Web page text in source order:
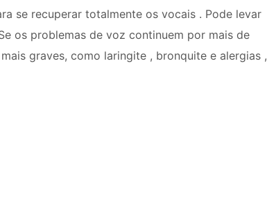
se recuperar totalmente os vocais . Pode levar
os problemas de voz continuem por mais de
graves, como laringite , bronquite e alergias ,